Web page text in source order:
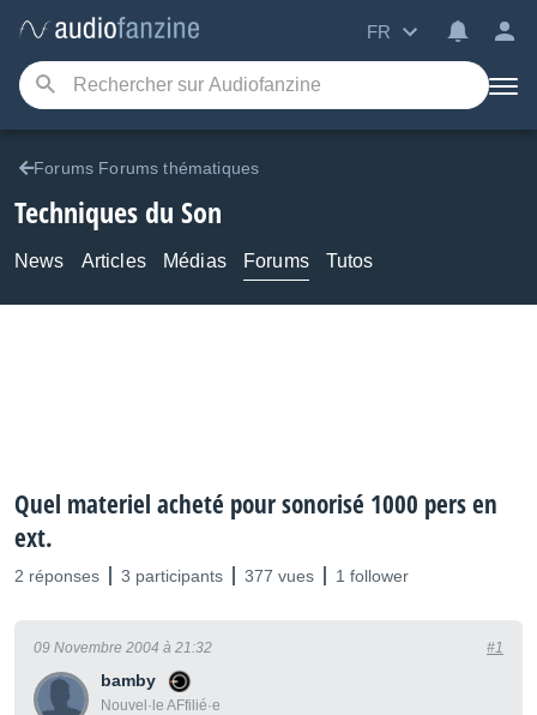
FR
Forums Forums thématiques
Techniques du Son
News Articles Médias Forums Tutos
Quel materiel acheté pour sonorisé 1000 pers en
ext.
2 réponses 3 participants 377 vues 1 follower
bamby
Nouvel·le AFfilié·e
09 Novembre 2004 à 21:32 #1